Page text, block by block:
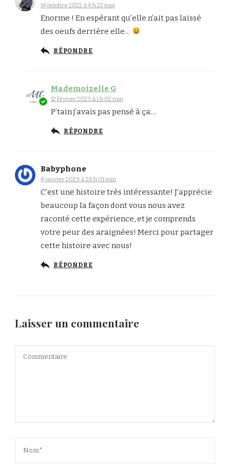
14 octobre 2022 à 4 h 22 min
Enorme ! En espérant qu’elle n’ait pas laissé
des oeufs derrière elle…
RÉPONDRE
Mademoizelle G
12 février 2023 à 1 h 02 min
P’tain j’avais pas pensé à ça…
RÉPONDRE
Babyphone
4 janvier 2023 à 20 h 01 min
C’est une histoire très intéressante! J’apprécie
beaucoup la façon dont vous nous avez
raconté cette expérience, et je comprends
votre peur des araignées! Merci pour partager
cette histoire avec nous!
RÉPONDRE
Laisser un commentaire